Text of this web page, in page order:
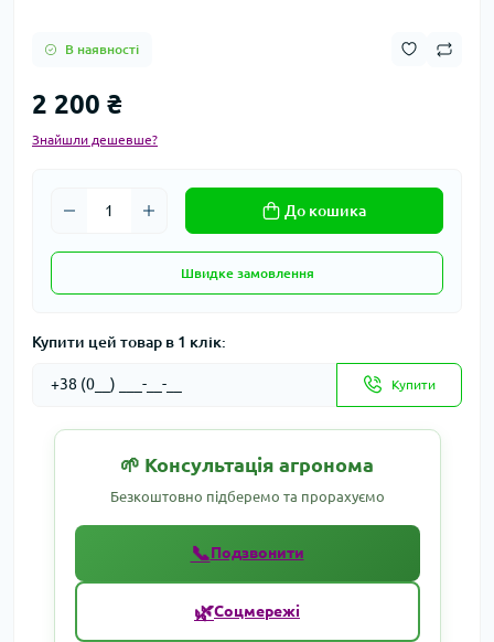
В наявності
2 200 ₴
Знайшли дешевше?
До кошика
Швидке замовлення
Купити цей товар в 1 клік:
Купити
🌱 Консультація агронома
Безкоштовно підберемо та прорахуємо
📞Подзвонити
🌿Соцмережі